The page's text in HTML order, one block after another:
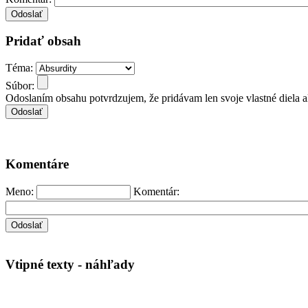
Pridať obsah
Téma:
Súbor:
Odoslaním obsahu potvrdzujem, že pridávam len svoje vlastné diela
Komentáre
Meno: Komentár:
Vtipné texty - náhľady